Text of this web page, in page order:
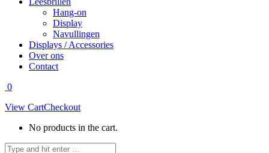
Hang-on
Display
Navullingen
Displays / Accessories
Over ons
Contact
0
View CartCheckout
No products in the cart.
Search: